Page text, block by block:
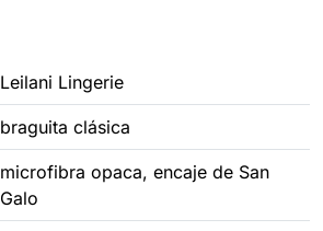
Leilani Lingerie
braguita clásica
microfibra opaca, encaje de San
Galo